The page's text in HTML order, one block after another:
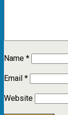
Name*
Email*
Website